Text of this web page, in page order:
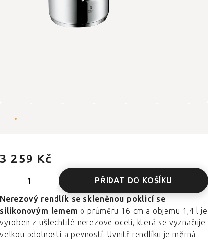
3 259 Kč
PŘIDAT DO KOŠÍKU
Nerezový rendlík se skleněnou poklicí se
silikonovým lemem o průměru 16 cm a objemu 1,4 l je
vyroben z ušlechtilé nerezové oceli, která se vyznačuje
velkou odolností a pevností. Uvnitř rendlíku je měrná